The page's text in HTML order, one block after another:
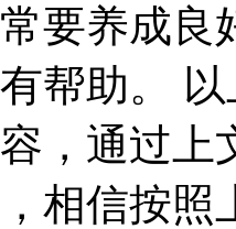
要养成良
帮助。
，通过上
相信按照